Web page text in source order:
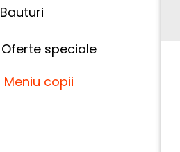
Bauturi
Oferte speciale
Meniu copii